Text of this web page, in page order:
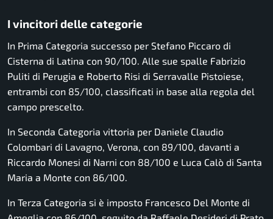
I vincitori delle categorie
In Prima Categoria successo per Stefano Piccaro di
Cisterna di Latina con 90/100. Alle sue spalle Fabrizio
Puliti di Perugia e Roberto Risi di Serravalle Pistoiese,
entrambi con 85/100, classificati in base alla regola del
campo prescelto.
In Seconda Categoria vittoria per Daniele Claudio
Colombari di Lavagno, Verona, con 89/100, davanti a
Riccardo Monesi di Narni con 88/100 e Luca Calò di Santa
Maria a Monte con 86/100.
In Terza Categoria si è imposto Francesco Del Monte di